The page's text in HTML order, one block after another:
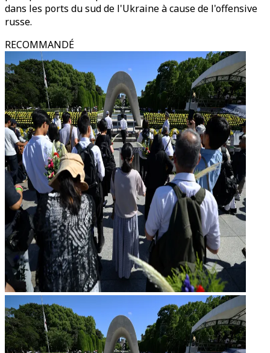
dans les ports du sud de l'Ukraine à cause de l'offensive
russe.
RECOMMANDÉ